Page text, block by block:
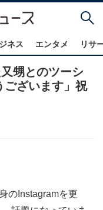
ネス エンタメ リサ
甥とのツーシ
ございます」祝
のInstagramを更